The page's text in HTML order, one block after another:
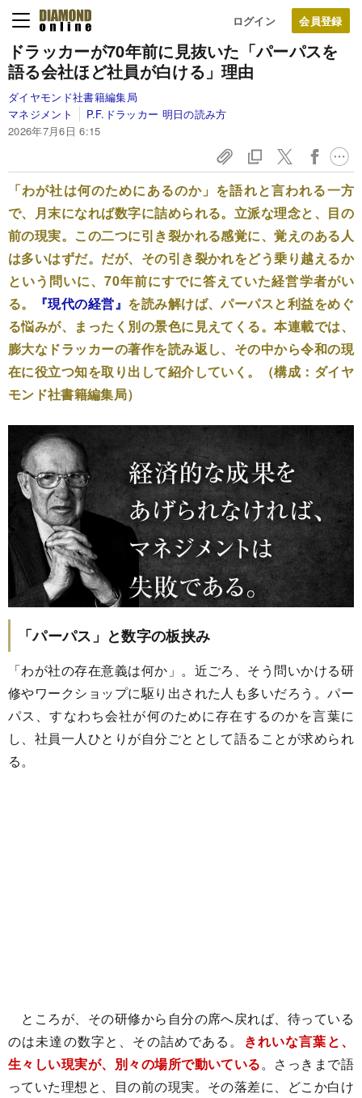
ログイン
ドラッカーが70年前に見抜いた「パーパスを
語る会社ほど社員が白ける」理由
ダイヤモンド社書籍編集局
マネジメント
P.F.ドラッカー 明日の読み方
2026年7月6日 6:15
「わが社は何のためにあるのか」を語れと言われる一方
で、月末になれば数字に詰められる。立派な理念と、目の
前の現実。この二つに引き裂かれる感覚に、覚えのある人
は多いはずだ。だが、その引き裂かれをどう乗り越えるか
という問いに、70年前にすでに答えていた経営学者がい
る。
『現代の経営』 を読み解けば、パーパスと利益をめぐ
る悩みが、まったく別の景色に見えてくる。本連載では、
膨大なドラッカーの著作を読み返し、その中から令和の現
在に役立つ知を取り出して紹介していく。（構成：ダイヤ
モンド社書籍編集局）
「パーパス」と数字の板挟み
「わが社の存在意義は何か」。近ごろ、そう問いかける研
修やワークショップに駆り出された人も多いだろう。パー
パス、すなわち会社が何のために存在するのかを言葉に
し、社員一人ひとりが自分ごととして語ることが求められ
る。
ところが、その研修から自分の席へ戻れば、待っている
のは未達の数字と、その詰めである。
きれいな言葉と、
生々しい現実が、別々の場所で動いている。さっきまで語
っていた理想と、目の前の現実。その落差に、どこか白け